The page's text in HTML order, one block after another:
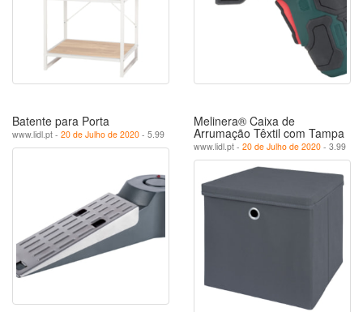
Batente para Porta
www.lidl.pt - 20 de Julho de 2020 - 5.99
Melinera® Caixa de
Arrumação Têxtil com Tampa
www.lidl.pt - 20 de Julho de 2020 - 3.99